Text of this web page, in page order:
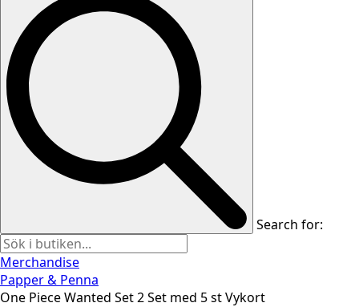
Search for:
Merchandise
Papper & Penna
One Piece Wanted Set 2 Set med 5 st Vykort